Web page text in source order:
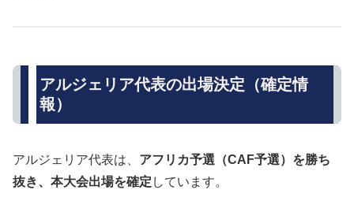
アルジェリア代表の出場決定（確定情
報）
アルジェリア代表は、 アフリカ予選（CAF予選）を勝ち
抜き、本大会出場を確定 しています。